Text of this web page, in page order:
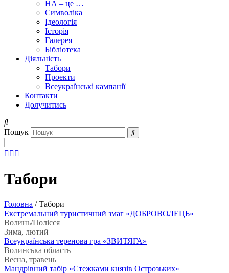
НА – це …
Символіка
Ідеологія
Історія
Галерея
Бібліотека
Діяльність
Табори
Проекти
Всеукраїнські кампанії
Контакти
Долучитись
Пошук
Табори
Головна /Табори
Екстремальний туристичний змаг «ДОБРОВОЛЕЦЬ»
Волинь/Полісся
Зима, лютий
Всеукраїнська теренова гра «ЗВИТЯГА»
Волинська область
Весна, травень
Мандрівний табір «Стежками князів Острозьких»